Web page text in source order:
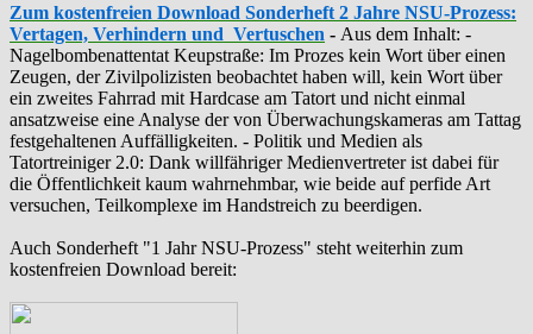
Zum kostenfreien Download Sonderheft 2 Jahre NSU-Prozess:
Vertagen, Verhindern und Vertuschen - Aus dem Inhalt: -
‪Nagelbombenattentat‬ ‎Keupstraße‬: Im Prozes kein Wort über einen
Zeugen, der Zivilpolizisten beobachtet haben will, kein Wort über
ein zweites Fahrrad mit Hardcase am Tatort und nicht einmal
ansatzweise eine Analyse der von Überwachungskameras am Tattag
festgehaltenen Auffälligkeiten. - Politik und Medien als
‪Tatortreiniger‬ 2.0: Dank willfähriger Medienvertreter ist dabei für
die Öffentlichkeit kaum wahrnehmbar, wie beide auf perfide Art
versuchen, Teilkomplexe im Handstreich zu beerdigen.
Auch Sonderheft "1 Jahr NSU-Prozess" steht weiterhin zum
kostenfreien Download bereit: